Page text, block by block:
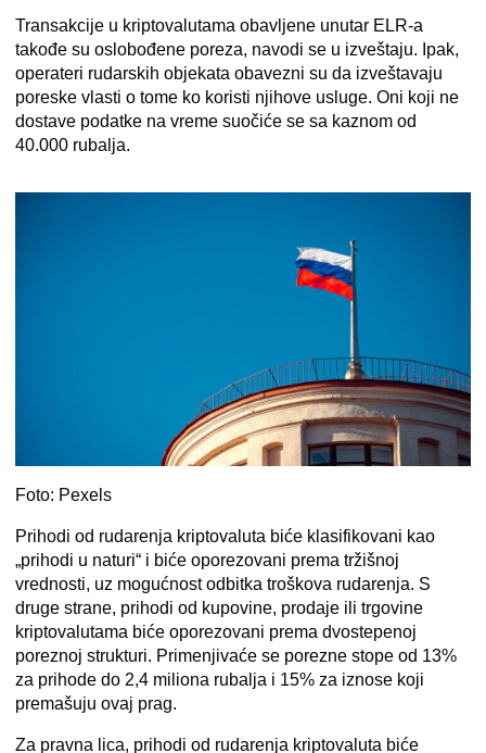
Transakcije u kriptovalutama obavljene unutar ELR-a
takođe su oslobođene poreza, navodi se u izveštaju. Ipak,
operateri rudarskih objekata obavezni su da izveštavaju
poreske vlasti o tome ko koristi njihove usluge. Oni koji ne
dostave podatke na vreme suočiće se sa kaznom od
40.000 rubalja.
Foto: Pexels
Prihodi od rudarenja kriptovaluta biće klasifikovani kao
„prihodi u naturi“ i biće oporezovani prema tržišnoj
vrednosti, uz mogućnost odbitka troškova rudarenja. S
druge strane, prihodi od kupovine, prodaje ili trgovine
kriptovalutama biće oporezovani prema dvostepenoj
poreznoj strukturi. Primenjivaće se porezne stope od 13%
za prihode do 2,4 miliona rubalja i 15% za iznose koji
premašuju ovaj prag.
Za pravna lica, prihodi od rudarenja kriptovaluta biće